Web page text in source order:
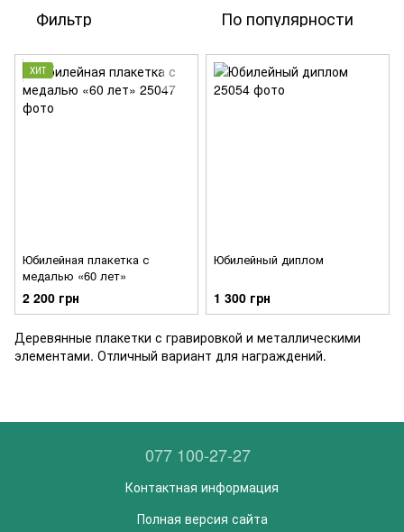
Фильтр По популярности
ХИТ
Юбилейная плакетка с
медалью «60 лет»
2 200 грн
Юбилейный диплом
1 300 грн
Деревянные плакетки с гравировкой и металлическими
элементами. Отличный вариант для награждений.
077 100-27-27
Контактная информация
Полная версия сайта